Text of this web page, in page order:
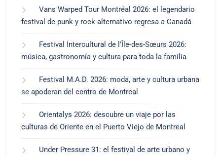
Vans Warped Tour Montréal 2026: el legendario
festival de punk y rock alternativo regresa a Canadá
Festival Intercultural de l’Île-des-Sœurs 2026:
música, gastronomía y cultura para toda la familia
Festival M.A.D. 2026: moda, arte y cultura urbana
se apoderan del centro de Montreal
Orientalys 2026: descubre un viaje por las
culturas de Oriente en el Puerto Viejo de Montreal
Under Pressure 31: el festival de arte urbano y